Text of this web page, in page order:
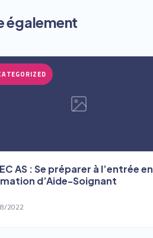
également
AS : Se préparer à l’entrée en
d’Aide-Soignant
2022